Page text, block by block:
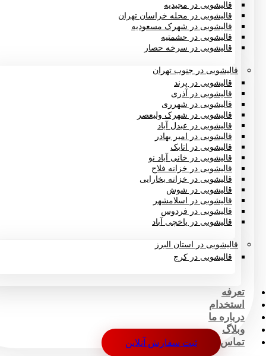
قالیشویی در مجیدیه
قالیشویی در محله خراسان تهران
قالیشویی در شهرک مسعودیه
قالیشویی در حشمتیه
قالیشویی در سرخه حصار
قالیشویی در جنوب تهران
قالیشویی در پرند
قالیشویی در آذری
قالیشویی در شهرری
قالیشویی در شهرک ولیعصر
قالیشویی در عبدل آباد
قالیشویی در امیر بهادر
قالیشویی در اتابک
قالیشویی در خانی آباد نو
قالیشویی در خزانه فلاح
قالیشویی در خزانه بخارایی
قالیشویی در شوش
قالیشویی در اسلامشهر
قالیشویی در فردوس
قالیشویی در یاخچی آباد
قالیشویی در استان البرز
قالیشویی در کرج
تعرفه
استخدام
درباره ما
وبلاگ
تماس
ثبت سفارش آنلاین